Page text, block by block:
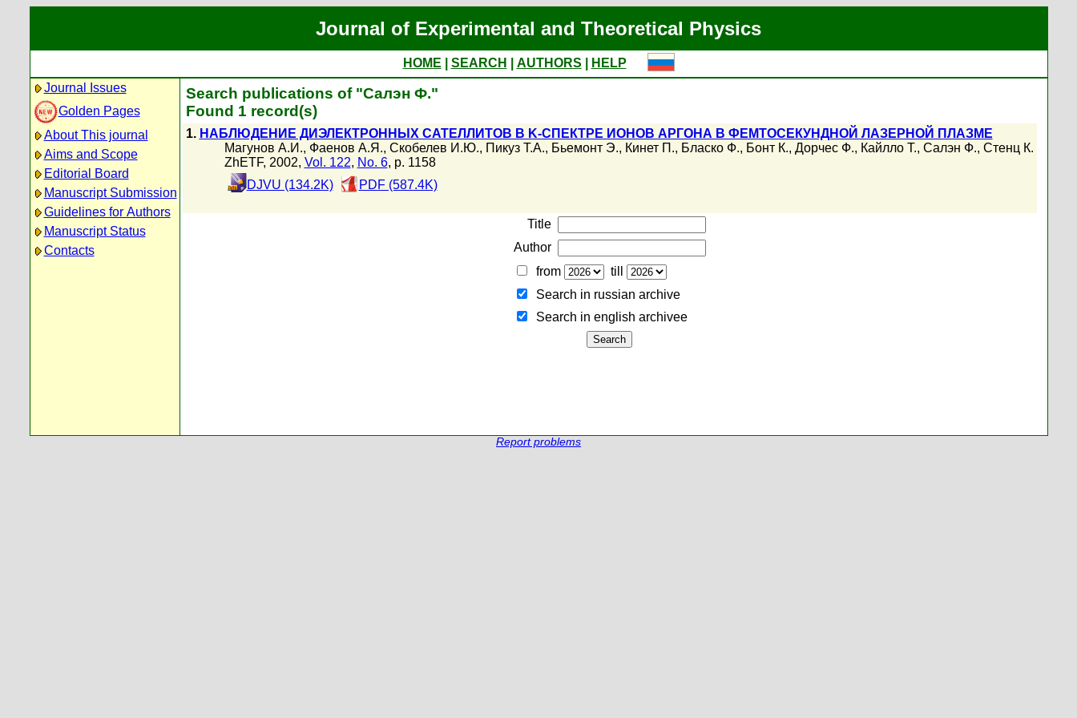
Journal of Experimental and Theoretical Physics
HOME SEARCH AUTHORS
HELP
Journal Issues
Golden Pages
About This journal
Aims and Scope
Editorial Board
Manuscript Submission
Guidelines for Authors
Manuscript Status
Contacts
Search publications of "Салэн Ф."
Found 1 record(s)
1. НАБЛЮДЕНИЕ ДИЭЛЕКТРОННЫХ САТЕЛЛИТОВ В K-СПЕКТРЕ ИОНОВ АРГОНА В ФЕМТОСЕКУНДНОЙ ЛАЗЕРНОЙ ПЛАЗМЕ
Магунов А.И., Фаенов А.Я., Скобелев И.Ю., Пикуз Т.А., Бьемонт Э., Кинет П., Бласко Ф., Бонт К., Дорчес Ф., Кайлло Т., Салэн Ф., Стенц К.
ZhETF, 2002, Vol. 122, No. 6, p. 1158
DJVU (134.2K)
PDF (587.4K)
Title
Author
from
till
Search in russian archive
Search in english archiveе
Report problems